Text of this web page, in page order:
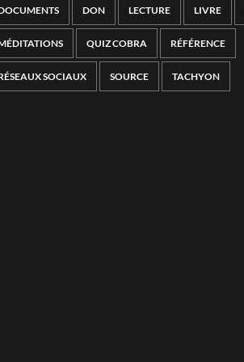
DON LECTURE LIVRE
QUIZ COBRA RÉFÉRENCE
SOCIAUX SOURCE TACHYON